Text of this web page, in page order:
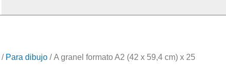
/ Para dibujo / A granel formato A2 (42 x 59,4 cm) x 25